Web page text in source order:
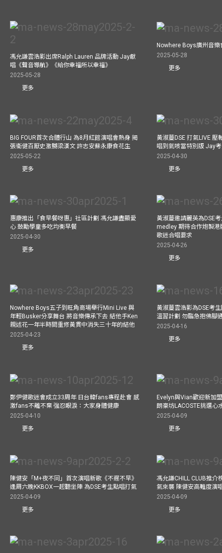
馮允謙雲浩影出席Ralph Lauren 品牌活動 Jay獻
唱《聲音導航》《給你幸福所以幸福》
2025-05-28
更多
Nowhere Boys廣州音
2025-05-28
更多
BIG FOUR首次合體行山 為8月紅館演唱會熱身 揭
張衞健百厭史激嬲梁漢文 許志安蘇永康食花生
2025-05-22
更多
黃淑蔓DSE 打氣LIVE
唱到氣咳當特別版 Jay
2025-04-30
更多
惠康推出「食早餐呀惠」社區計劃 馮允謙盡顯愛
心 鼓勵學童多吃均衡早餐
2025-04-30
更多
黃淑蔓邀請麗英為DSE
medley 期待合作炮製
歌迷合唱要求
2025-04-26
更多
Nowhere Boys五子到旺角商場舉行Mini Live 與
年輕Busker分享舞台 將音樂傳承下去 結他手Ken
親述花一年半時間重修黃貫中消失三十年的結他
2025-04-23
更多
黃淑蔓雲浩影為DSE考
溫習計劃 勿臨急抱佛腳
2025-04-16
更多
鄭伊健歌迷會成立33周年 日台韓fans專程赴會 感
激fans不離不棄 強忍眼淚：大家身體健康
2025-04-10
更多
Evelyn與Vian歡迎新加
朗豪坊LACOSTE挑選心
2025-04-09
更多
陳健安「M+夜不同」首次演唱新歌《不遲不早》
逢周六晚KKBOX一起聽坐陣 為DSE考生點唱打氣
2025-04-09
更多
馮允謙CHILL CLUB推介
氣來襲 陳健安高難度演
2025-04-09
更多